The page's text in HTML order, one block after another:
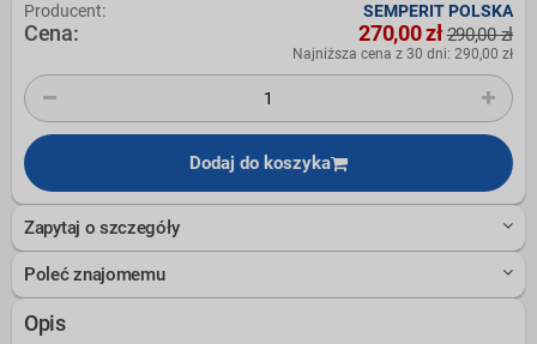
Producent: SEMPERIT POLSKA
Cena: 270,00 zł290,00 zł
Najniższa cena z 30 dni: 290,00 zł
Dodaj do koszyka
Zapytaj o szczegóły
Poleć znajomemu
Opis